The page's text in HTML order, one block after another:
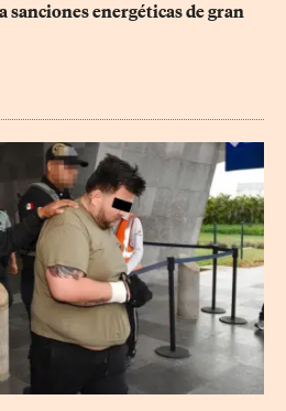
sanciones energéticas de gran